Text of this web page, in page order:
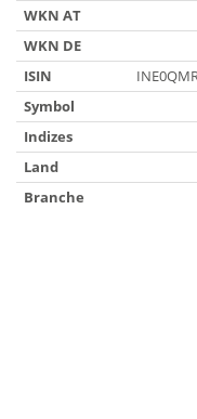
WKN AT
WKN DE
ISIN
Symbol
Indizes
Land
Branche